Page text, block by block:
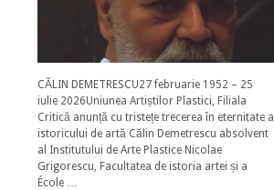
CĂLIN DEMETRESCU27 februarie 1952 – 25
iulie 2026Uniunea Artiștilor Plastici, Filiala
Critică anunță cu tristețe trecerea în eternitate a
istoricului de artă Călin Demetrescu absolvent
al Institutului de Arte Plastice Nicolae
Grigorescu, Facultatea de istoria artei și a
École …